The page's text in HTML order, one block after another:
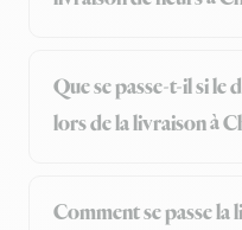
Que se passe-t-il si le
lors de la livraison à
Comment se passe la